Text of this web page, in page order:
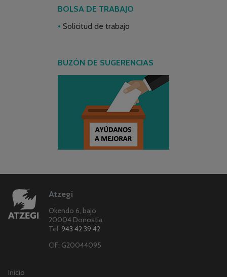
BOLSA DE TRABAJO
Solicitud de trabajo
BUZÓN DE SUGERENCIAS
Atzegi
Okendo 6, bajo
20004 Donostia
Tel: 943 42 39 42
CIF: G20044095
Inicio